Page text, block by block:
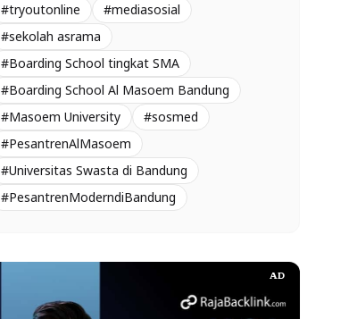
#tryoutonline
#mediasosial
#sekolah asrama
#Boarding School tingkat SMA
#Boarding School Al Masoem Bandung
#Masoem University
#sosmed
#PesantrenAlMasoem
#Universitas Swasta di Bandung
#PesantrenModerndiBandung
AD